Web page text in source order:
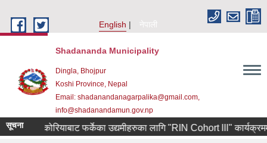
English
नेपाली
Shadananda Municipality
Dingla, Bhojpur
Koshi Province, Nepal
Email: shadanandanagarpalika@gmail.com,
info@shadanandamun.gov.np
सूचना
दक्षिण कोरियाबाट फर्केका उद्यमीहरुका लागि "RIN Cohort lll"